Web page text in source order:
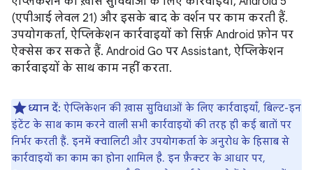
(एपीआई लेवल 21) और इसके बाद के वर्शन पर काम करती हैं.
उपयोगकर्ता, ऐप्लिकेशन कार्रवाइयों को सिर्फ़ Android फ़ोन पर
ऐक्सेस कर सकते हैं. Android Go पर Assistant, ऐप्लिकेशन
कार्रवाइयों के साथ काम नहीं करता.
ध्यान दें: ऐप्लिकेशन की ख़ास सुविधाओं के लिए कार्रवाइयाँ, बिल्ट-इन
इंटेंट के साथ काम करने वाली सभी कार्रवाइयों की तरह ही कई बातों पर
निर्भर करती हैं. इनमें क्वालिटी और उपयोगकर्ता के अनुरोध के हिसाब से
कार्रवाइयों का काम का होना शामिल है. इन फ़ैक्टर के आधार पर,